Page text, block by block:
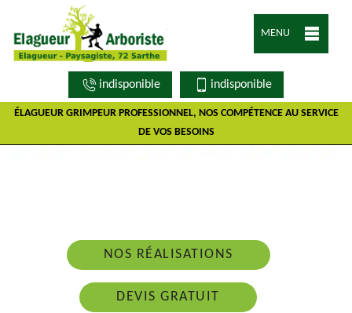
ÉLAGUEUR GRIMPEUR PROFESSIONNEL, NOS COMPÉTENCE AU SERVICE
DE VOS BESOINS
MENU
indisponible indisponible
NOS RÉALISATIONS
DEVIS GRATUIT